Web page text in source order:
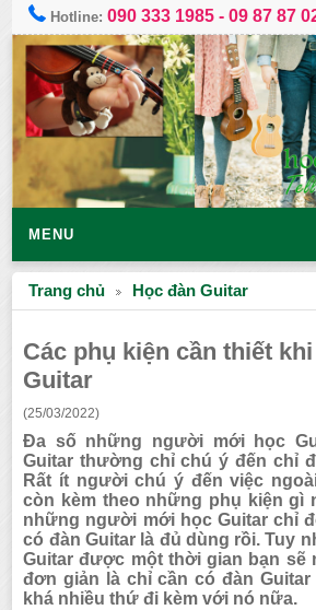
Hotline:090 333 1985 -09 87 87
MENU
Trang chủ Học đàn Guitar
Các phụ kiện cần thiết
Guitar
(25/03/2022)
Đa số những người mới học
Guitar thường chỉ chú ý đến chỉ
Rất ít người chú ý đến việc
còn kèm theo những phụ kiện gì
những người mới học Guitar chỉ
có đàn Guitar là đủ dùng rồi. Tuy
Guitar được một thời gian bạn sẽ
đơn giản là chỉ cần có đàn
khá nhiều thứ đi kèm với nó nữa.